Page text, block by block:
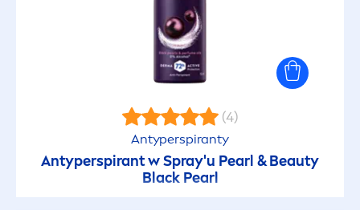
Wodoodporny
Wygładzający
Wygładzający włosy
(4)
Antyperspiranty
Antyperspirant w Spray'u Pearl &Beauty
Black Pearl